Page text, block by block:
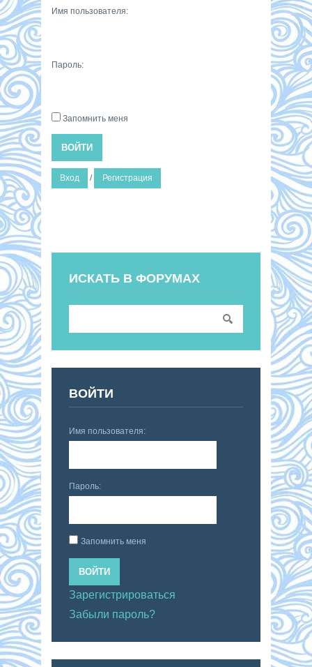
Имя пользователя:
Пароль:
Запомнить меня
ВОЙТИ
Вход / Регистрация
ИСКАТЬ В ФОРУМАХ
ВОЙТИ
Имя пользователя:
Пароль:
Запомнить меня
ВОЙТИ
Зарегистрироваться
Забыли пароль?